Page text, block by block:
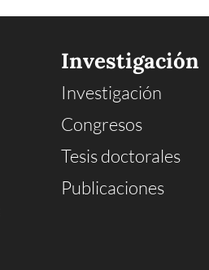
Investigación
Investigación
Congresos
Tesis doctorales
Publicaciones